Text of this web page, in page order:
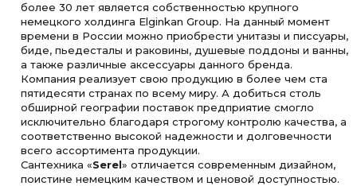
более 30 лет является собственностью крупного
немецкого холдинга Elginkan Group. На данный момент
времени в России можно приобрести унитазы и писсуары,
биде, пьедесталы и раковины, душевые поддоны и ванны,
а также различные аксессуары данного бренда.
Компания реализует свою продукцию в более чем ста
пятидесяти странах по всему миру. А добиться столь
обширной географии поставок предприятие смогло
исключительно благодаря строгому контролю качества, а
соответственно высокой надежности и долговечности
всего ассортимента продукции.
Сантехника «Serel» отличается современным дизайном,
поистине немецким качеством и ценовой доступностью.